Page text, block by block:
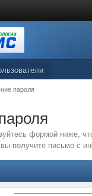
пароля
формой ниже,
получите письмо с